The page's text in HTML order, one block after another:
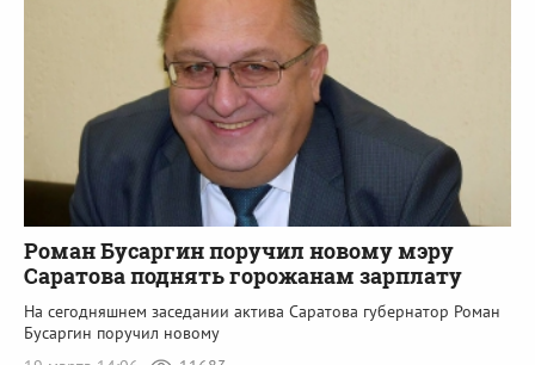
Роман Бусаргин поручил новому мэру
Саратова поднять горожанам зарплату
На сегодняшнем заседании актива Саратова губернатор Роман
Бусаргин поручил новому